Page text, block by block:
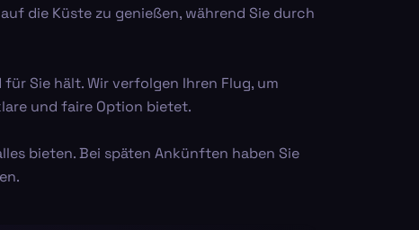
die Küste zu genießen, während Sie durch
Sie hält. Wir verfolgen Ihren Flug, um
und faire Option bietet.
bieten. Bei späten Ankünften haben Sie